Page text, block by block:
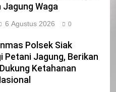
Jagung Waga
6 Agustus 2026 0
Polsek Siak
Petani Jagung, Berikan
Ketahanan
SILITONGA CALEG DPRD
DKI JAKARTA
HARPAL NOVTEN, SH
ANGGOTA DPRD PROVINSI